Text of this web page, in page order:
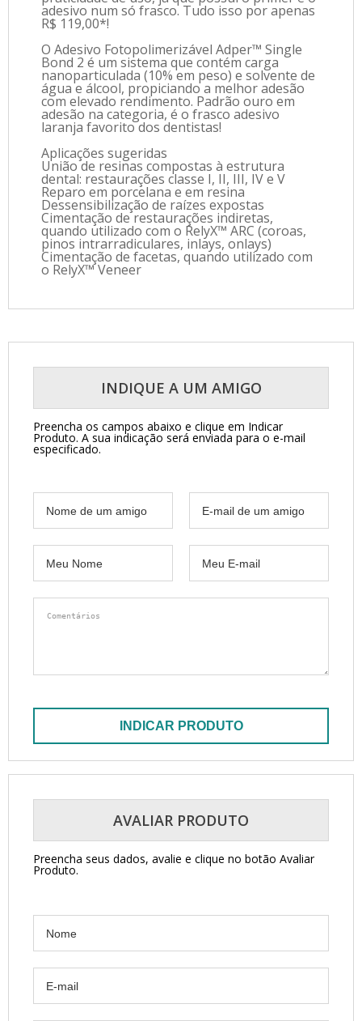
adesivo num só frasco. Tudo isso por apenas
R$ 119,00*!
O Adesivo Fotopolimerizável Adper™ Single
Bond 2 é um sistema que contém carga
nanoparticulada (10% em peso) e solvente de
água e álcool, propiciando a melhor adesão
com elevado rendimento. Padrão ouro em
adesão na categoria, é o frasco adesivo
laranja favorito dos dentistas!
Aplicações sugeridas
União de resinas compostas à estrutura
dental: restaurações classe I, II, III, IV e V
Reparo em porcelana e em resina
Dessensibilização de raízes expostas
Cimentação de restaurações indiretas,
quando utilizado com o RelyX™ ARC (coroas,
pinos intrarradiculares, inlays, onlays)
Cimentação de facetas, quando utilizado com
o RelyX™ Veneer
INDIQUE A UM AMIGO
Preencha os campos abaixo e clique em Indicar
Produto. A sua indicação será enviada para o e-mail
especificado.
INDICAR PRODUTO
AVALIAR PRODUTO
Preencha seus dados, avalie e clique no botão Avaliar
Produto.